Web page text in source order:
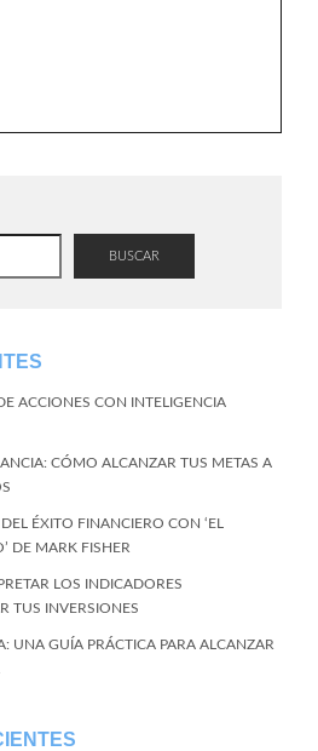
BUSCAR
ACCIONES CON INTELIGENCIA
CÓMO ALCANZAR TUS METAS A
ÉXITO FINANCIERO CON ‘EL
DE MARK FISHER
LOS INDICADORES
TUS INVERSIONES
UNA GUÍA PRÁCTICA PARA ALCANZAR